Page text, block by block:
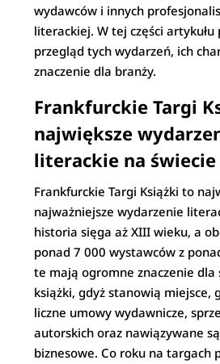
wydawców i innych
literackiej. W tej części
przegląd tych wydarzeń, ich
znaczenie dla branży.
Frankfurckie Targi
największe
literackie na świecie
Frankfurckie Targi Książki to
najważniejsze wydarzenie
historia sięga aż XIII wieku, a
ponad 7 000 wystawców z
te mają ogromne znaczenie
książki, gdyż stanowią miejsce,
liczne umowy wydawnicze,
autorskich oraz nawiązywane
biznesowe. Co roku na targach